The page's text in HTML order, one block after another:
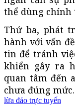
thể dùng chính
Thứ ba, phát
hành với vấn
tin để tránh
khiển gây ra
quan tâm đến
chưa đúng mức.
lừa đảo trực tuyến